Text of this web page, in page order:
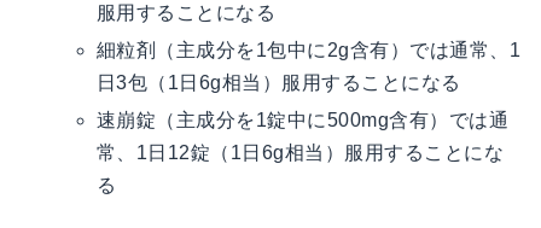
服用することになる
細粒剤（主成分を1包中に2g含有）では通常、1
日3包（1日6g相当）服用することになる
速崩錠（主成分を1錠中に500mg含有）では通
常、1日12錠（1日6g相当）服用することにな
る